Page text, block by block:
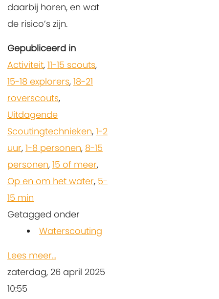
daarbij horen, en wat
de risico’s zijn.
Gepubliceerd in
Activiteit, 11-15 scouts,
15-18 explorers, 18-21
roverscouts,
Uitdagende
Scoutingtechnieken, 1-2
uur, 1-8 personen, 8-15
personen, 15 of meer,
Op en om het water, 5-
15 min
Getagged onder
Waterscouting
Lees meer...
zaterdag, 26 april 2025
10:55